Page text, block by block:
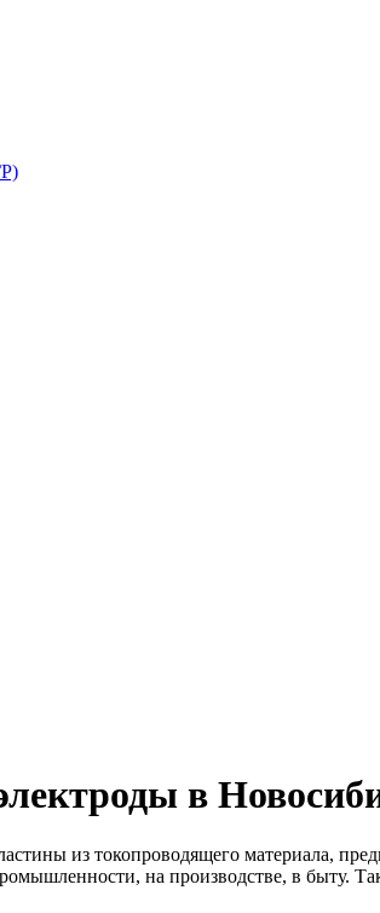
в
из токопроводящего материала,
на производстве, в быту.